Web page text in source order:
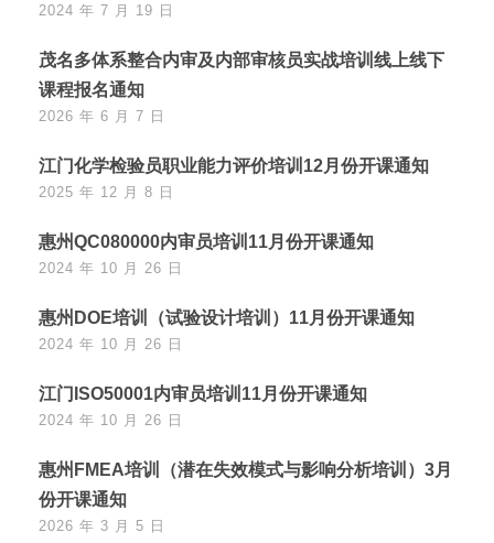
2024 年 7 月 19 日
茂名多体系整合内审及内部审核员实战培训线上线下
课程报名通知
2026 年 6 月 7 日
江门化学检验员职业能力评价培训12月份开课通知
2025 年 12 月 8 日
惠州QC080000内审员培训11月份开课通知
2024 年 10 月 26 日
惠州DOE培训（试验设计培训）11月份开课通知
2024 年 10 月 26 日
江门ISO50001内审员培训11月份开课通知
2024 年 10 月 26 日
惠州FMEA培训（潜在失效模式与影响分析培训）3月
份开课通知
2026 年 3 月 5 日